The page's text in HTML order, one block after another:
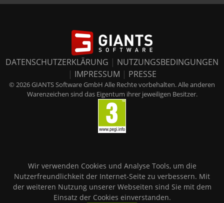
DATENSCHUTZERKLÄRUNG | NUTZUNGSBEDINGUNGEN
| IMPRESSUM | PRESSE
© 2026 GIANTS Software GmbH Alle Rechte vorbehalten. Alle anderen
Warenzeichen sind das Eigentum ihrer jeweiligen Besitzer.
Wir verwenden Cookies und Analyse Tools, um die
Nutzerfreundlichkeit der Internet-Seite zu verbessern. Mit
der weiteren Nutzung unserer Webseiten sind Sie mit dem
Einsatz der Cookies einverstanden.